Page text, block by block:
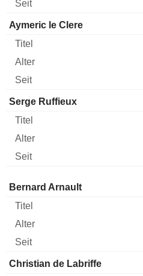
Aymeric le Clere
Serge Ruffieux
Verwaltungsratsmitglied
Bernard Arnault
Christian de Labriffe